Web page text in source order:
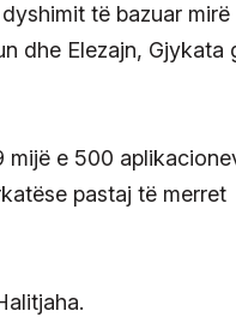
të bazuar mirë
dhe Elezajn, Gjykata
mijë e 500
pastaj të merret